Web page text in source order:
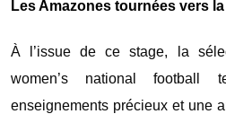
Les Amazones tournées vers
À l’issue de ce stage, la
women’s national football
enseignements précieux et une